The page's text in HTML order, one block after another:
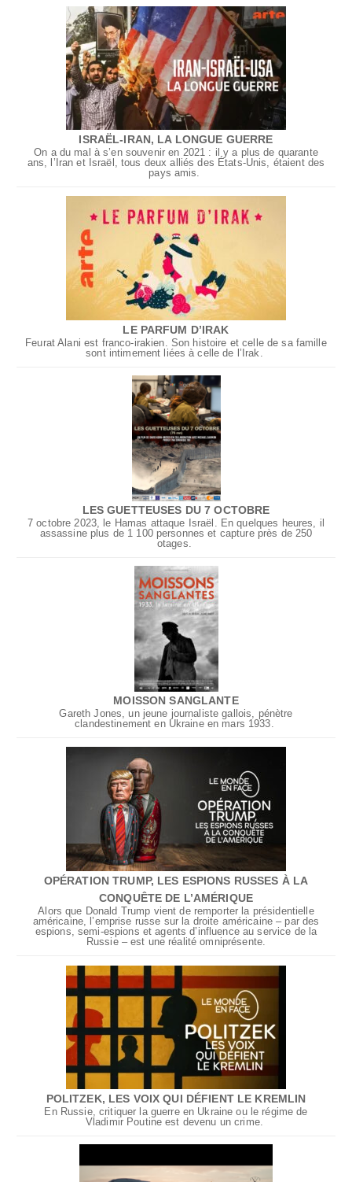
ISRAËL-IRAN, LA LONGUE GUERRE
On a du mal à s’en souvenir en 2021 : il y a plus de quarante
ans, l’Iran et Israël, tous deux alliés des États-Unis, étaient des
pays amis.
LE PARFUM D’IRAK
Feurat Alani est franco-irakien. Son histoire et celle de sa famille
sont intimement liées à celle de l’Irak.
LES GUETTEUSES DU 7 OCTOBRE
7 octobre 2023, le Hamas attaque Israël. En quelques heures, il
assassine plus de 1 100 personnes et capture près de 250
otages.
MOISSON SANGLANTE
Gareth Jones, un jeune journaliste gallois, pénètre
clandestinement en Ukraine en mars 1933.
OPÉRATION TRUMP, LES ESPIONS RUSSES À LA
CONQUÊTE DE L’AMÉRIQUE
Alors que Donald Trump vient de remporter la présidentielle
américaine, l’emprise russe sur la droite américaine – par des
espions, semi-espions et agents d’influence au service de la
Russie – est une réalité omniprésente.
POLITZEK, LES VOIX QUI DÉFIENT LE KREMLIN
En Russie, critiquer la guerre en Ukraine ou le régime de
Vladimir Poutine est devenu un crime.